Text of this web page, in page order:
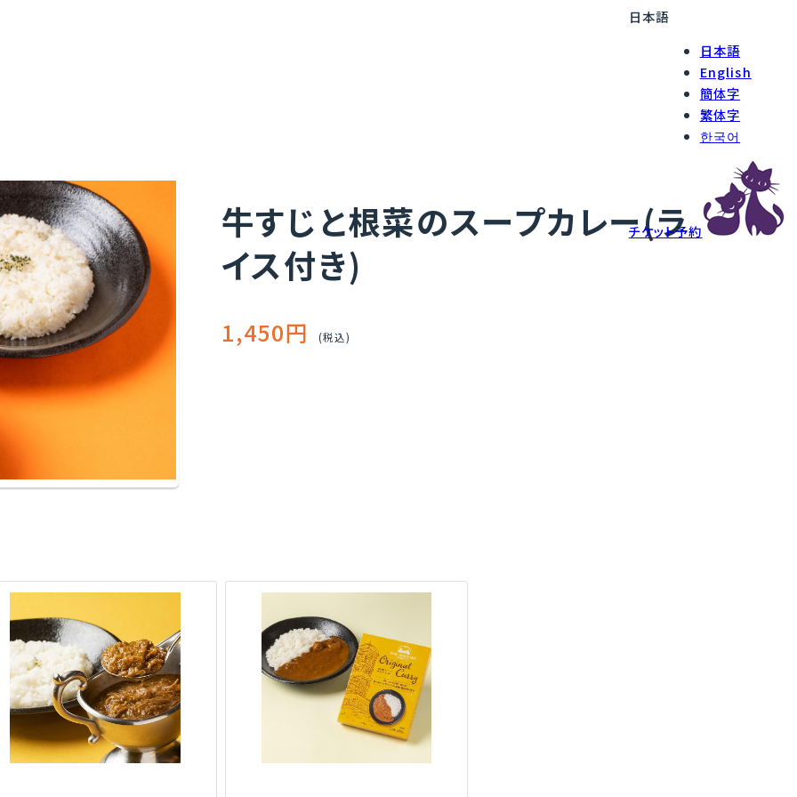
日本語
日本語
English
簡体字
繁体字
한국어
チケット予約
牛すじと根菜のスープカレー(ラ
イス付き)
1,450円 (税込)